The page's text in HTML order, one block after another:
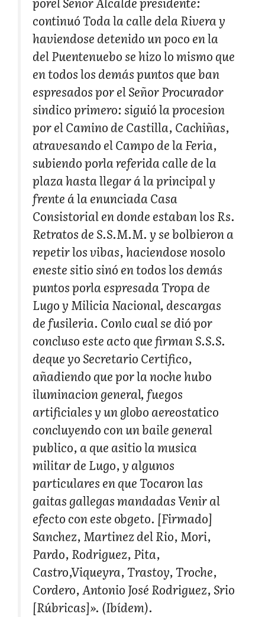
continuó Toda la calle dela Rivera y
haviendose detenido un poco en la
del Puentenuebo se hizo lo mismo que
en todos los demás puntos que ban
espresados por el Señor Procurador
sindico primero: siguió la procesion
por el Camino de Castilla, Cachiñas,
atravesando el Campo de la Feria,
subiendo porla referida calle de la
plaza hasta llegar á la principal y
frente á la enunciada Casa
Consistorial en donde estaban los Rs.
Retratos de S.S.M.M. y se bolbieron a
repetir los vibas, haciendose nosolo
eneste sitio sinó en todos los demás
puntos porla espresada Tropa de
Lugo y Milicia Nacional, descargas
de fusileria. Conlo cual se dió por
concluso este acto que firman S.S.S.
deque yo Secretario Certifico,
añadiendo que por la noche hubo
iluminacion general, fuegos
artificiales y un globo aereostatico
concluyendo con un baile general
publico, a que asitio la musica
militar de Lugo, y algunos
particulares en que Tocaron las
gaitas gallegas mandadas Venir al
efecto con este obgeto. [Firmado]
Sanchez, Martinez del Rio, Mori,
Pardo, Rodriguez, Pita,
Castro,Viqueyra, Trastoy, Troche,
Cordero, Antonio José Rodriguez, Srio
[Rúbricas]». (Ibídem).